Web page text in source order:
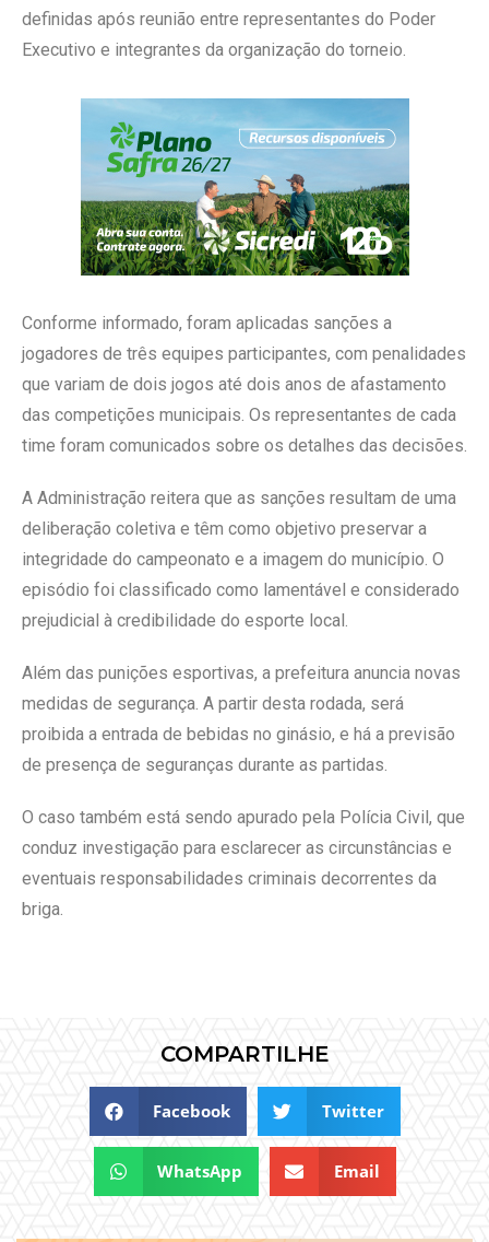
definidas após reunião entre representantes do Poder
Executivo e integrantes da organização do torneio.
Conforme informado, foram aplicadas sanções a
jogadores de três equipes participantes, com penalidades
que variam de dois jogos até dois anos de afastamento
das competições municipais. Os representantes de cada
time foram comunicados sobre os detalhes das decisões.
A Administração reitera que as sanções resultam de uma
deliberação coletiva e têm como objetivo preservar a
integridade do campeonato e a imagem do município. O
episódio foi classificado como lamentável e considerado
prejudicial à credibilidade do esporte local.
Além das punições esportivas, a prefeitura anuncia novas
medidas de segurança. A partir desta rodada, será
proibida a entrada de bebidas no ginásio, e há a previsão
de presença de seguranças durante as partidas.
O caso também está sendo apurado pela Polícia Civil, que
conduz investigação para esclarecer as circunstâncias e
eventuais responsabilidades criminais decorrentes da
briga.
COMPARTILHE
Facebook Twitter
WhatsApp Email